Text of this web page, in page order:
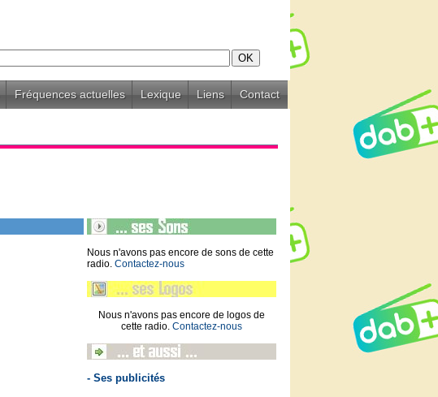
Fréquences actuelles Lexique Liens Contact
Nous n'avons pas encore de sons de cette
radio. Contactez-nous
Nous n'avons pas encore de logos de
cette radio. Contactez-nous
- Ses publicités